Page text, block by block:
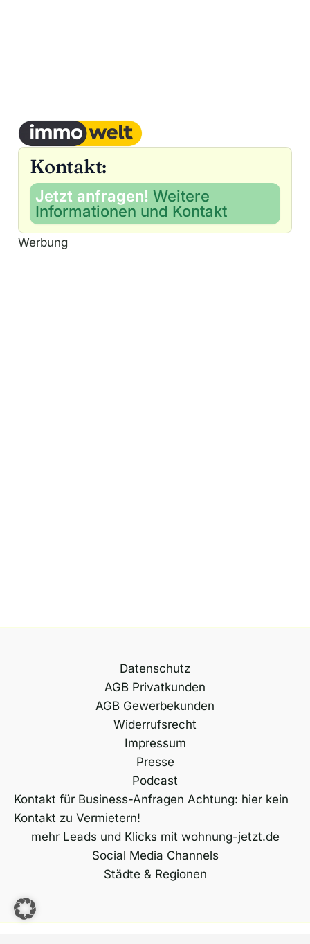
Kontakt:
Jetzt anfragen! Weitere
Informationen und Kontakt
Werbung
Datenschutz
AGB Privatkunden
AGB Gewerbekunden
Widerrufsrecht
Impressum
Presse
Podcast
Kontakt für Business-Anfragen Achtung: hier kein
Kontakt zu Vermietern!
mehr Leads und Klicks mit wohnung-jetzt.de
Social Media Channels
Städte & Regionen